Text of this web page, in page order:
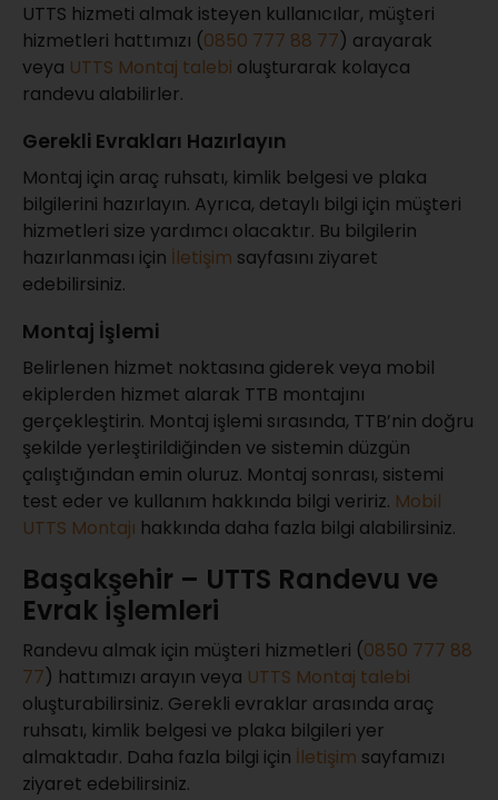
UTTS hizmeti almak isteyen kullanıcılar, müşteri
hizmetleri hattımızı (0850 777 88 77) arayarak
veya UTTS Montaj talebi oluşturarak kolayca
randevu alabilirler.
Gerekli Evrakları Hazırlayın
Montaj için araç ruhsatı, kimlik belgesi ve plaka
bilgilerini hazırlayın. Ayrıca, detaylı bilgi için müşteri
hizmetleri size yardımcı olacaktır. Bu bilgilerin
hazırlanması için İletişim sayfasını ziyaret
edebilirsiniz.
Montaj İşlemi
Belirlenen hizmet noktasına giderek veya mobil
ekiplerden hizmet alarak TTB montajını
gerçekleştirin. Montaj işlemi sırasında, TTB’nin doğru
şekilde yerleştirildiğinden ve sistemin düzgün
çalıştığından emin oluruz. Montaj sonrası, sistemi
test eder ve kullanım hakkında bilgi veririz. Mobil
UTTS Montajı hakkında daha fazla bilgi alabilirsiniz.
Başakşehir – UTTS Randevu ve
Evrak İşlemleri
Randevu almak için müşteri hizmetleri (0850 777 88
77) hattımızı arayın veya UTTS Montaj talebi
oluşturabilirsiniz. Gerekli evraklar arasında araç
ruhsatı, kimlik belgesi ve plaka bilgileri yer
almaktadır. Daha fazla bilgi için İletişim sayfamızı
ziyaret edebilirsiniz.